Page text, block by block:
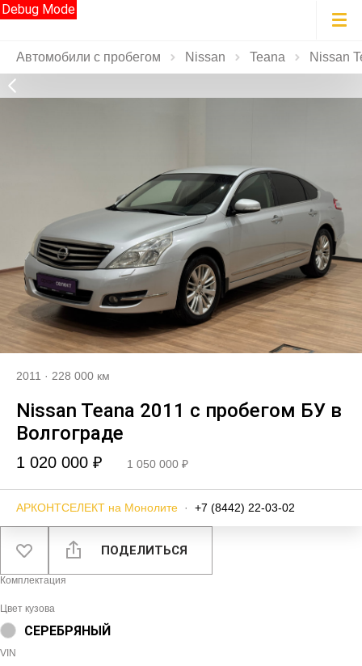
Debug Mode
Автомобили с пробегом Nissan Teana Nissan
2011 · 228 000 км
Nissan Teana 2011 с пробегом БУ в
Волгограде
1 020 000 ₽ 1 050 000 ₽
АРКОНТСЕЛЕКТ на Монолите · +7 (8442) 22-03-02
ПОДЕЛИТЬСЯ
Комплектация
Цвет кузова
СЕРЕБРЯНЫЙ
VIN